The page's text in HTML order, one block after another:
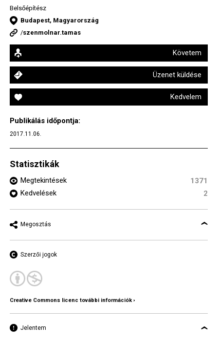
Belsőépítész
Budapest, Magyarország
/szenmolnar.tamas
Követem
Üzenet küldése
Kedvelem
Publikálás időpontja:
2017.11.06.
Statisztikák
Megtekintések
1371
Kedvelések
2
Megosztás
Szerzői jogok
Creative Commons licenc további információk ›
Jelentem